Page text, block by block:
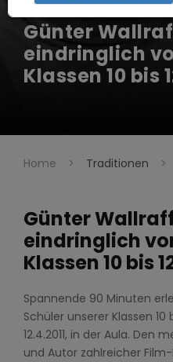
Günter
eindringlich
Klassen 10 bis
Home > Traditionen >
Günter
eindringlich
Klassen 10 bis
Spannende 90 Minuten
Schüler unserer Klassen
12.4.2011, in der Aula. Den
und Autor zahlreicher